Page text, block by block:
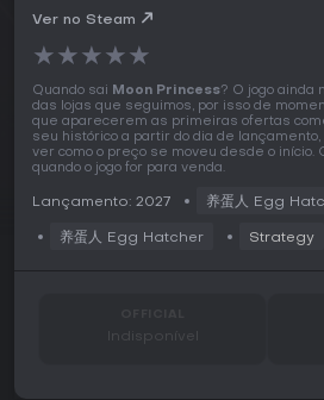
Ver no Steam
★★★★★
Quando sai Moon Princess? O jogo ainda
das lojas que seguimos, por isso de
que aparecerem as primeiras ofertas
seu histórico a partir do dia de
ver como o preço se moveu desde o início.
quando o jogo for para venda.
Lançamento: 2027 养蛋人 Egg
养蛋人 Egg Hatcher Strategy
Indisponível